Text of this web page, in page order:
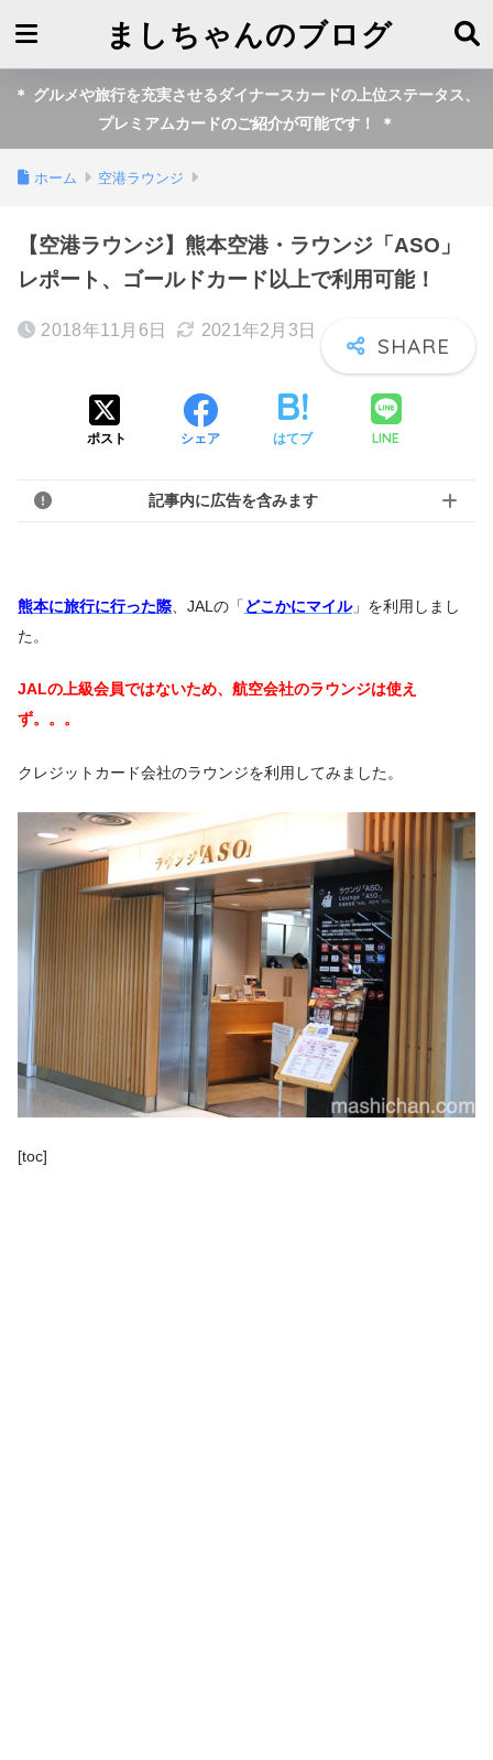
ましちゃんのブログ
＊ グルメや旅行を充実させるダイナースカードの上位ステータス、
プレミアムカードのご紹介が可能です！ ＊
ホーム 空港ラウンジ
【空港ラウンジ】熊本空港・ラウンジ「ASO」
レポート、ゴールドカード以上で利用可能！
2018年11月6日 2021年2月3日
ポスト シェア はてブ LINE
記事内に広告を含みます
熊本に旅行に行った際、JALの「 どこかにマイル」を利用しまし
た。
JALの上級会員ではないため、航空会社のラウンジは使え
ず。。。
クレジットカード会社のラウンジを利用してみました。
[toc]